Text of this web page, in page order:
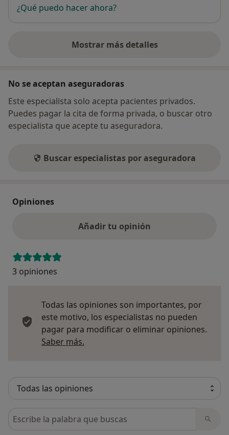
¿Qué puedo hacer ahora?
Mostrar más detalles
sobre la dirección
No se aceptan aseguradoras
Este especialista solo acepta pacientes privados.
Puedes pagar la cita de forma privada, o buscar otro
especialista que acepte tu aseguradora.
Buscar especialistas por aseguradora
Opiniones
Añadir tu opinión
3 opiniones
Todas las opiniones son importantes, por
este motivo, los especialistas no pueden
pagar para modificar o eliminar opiniones.
Saber más.
Busca en opiniones